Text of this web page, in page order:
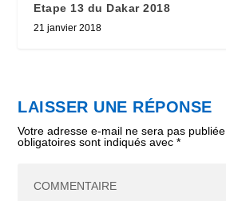
Etape 13 du Dakar 2018
21 janvier 2018
LAISSER UNE RÉPONSE
Votre adresse e-mail ne sera pas publiée.
obligatoires sont indiqués avec*